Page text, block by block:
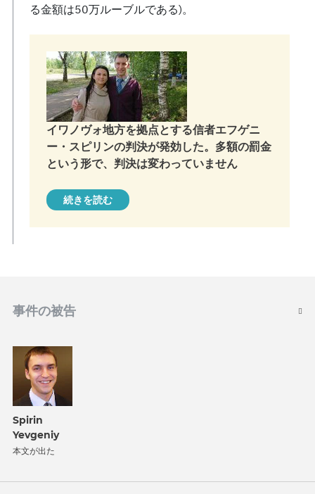
る金額は50万ルーブルである)。
イワノヴォ地方を拠点とする信者エフゲニ
ー・スピリンの判決が発効した。多額の罰金
という形で、判決は変わっていません
続きを読む
事件の被告
Spirin
Yevgeniy
本文が出た